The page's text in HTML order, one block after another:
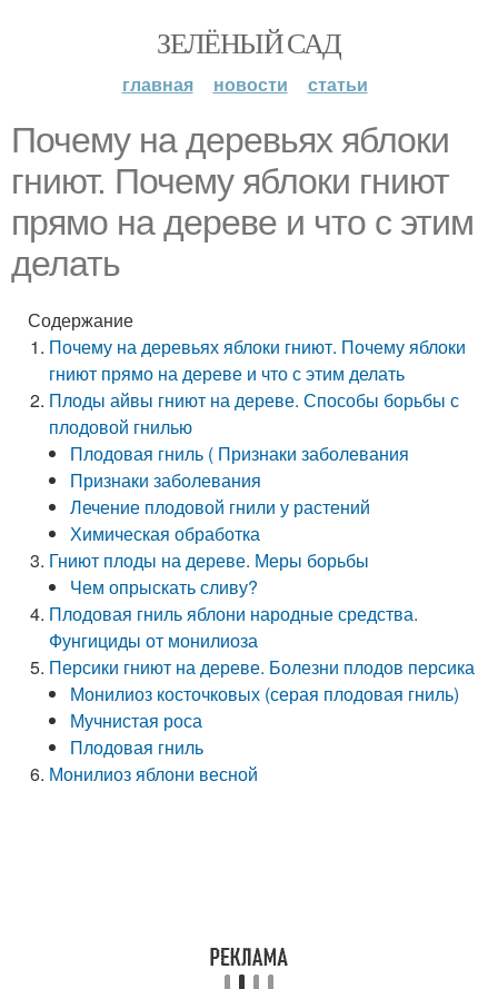
ЗЕЛЁНЫЙ САД
главная новости статьи
Почему на деревьях яблоки
гниют. Почему яблоки гниют
прямо на дереве и что с этим
делать
Содержание
Почему на деревьях яблоки гниют. Почему яблоки
гниют прямо на дереве и что с этим делать
Плоды айвы гниют на дереве. Способы борьбы с
плодовой гнилью
Плодовая гниль ( Признаки заболевания
Признаки заболевания
Лечение плодовой гнили у растений
Химическая обработка
Гниют плоды на дереве. Меры борьбы
Чем опрыскать сливу?
Плодовая гниль яблони народные средства.
Фунгициды от монилиоза
Персики гниют на дереве. Болезни плодов персика
Монилиоз косточковых (серая плодовая гниль)
Мучнистая роса
Плодовая гниль
Монилиоз яблони весной